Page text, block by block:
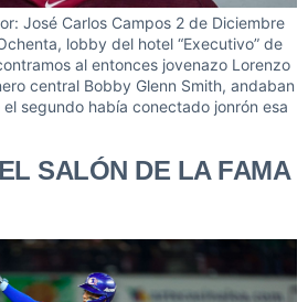
José Carlos Campos 2 de Diciembre
lobby del hotel “Executivo” de
al entonces jovenazo Lorenzo
central Bobby Glenn Smith, andaban
segundo había conectado jonrón esa
SALÓN DE LA FAMA